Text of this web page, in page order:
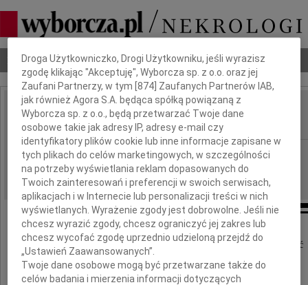
Nekrologi Odeszli Poradnik pogrzebowy
IMIĘ I NAZWISKO: Jolanta Bigus
REGION: Gdańsk
DATA EMISJI: 05.07.2024
Z głębokim smutkiem przyjęliśmy wiadomość
Dbamy o Twoją prywatność
Droga Użytkowniczko, Drogi Użytkowniku, jeśli wyrazisz
zgodę klikając "Akceptuję", Wyborcza sp. z o.o. oraz jej
Zaufani Partnerzy, w tym [874 ] Zaufanych Partnerów IAB,
jak również Agora S.A. będąca spółką powiązaną z
Wyborcza sp. z o.o., będą przetwarzać Twoje dane
osobowe takie jak adresy IP, adresy e-mail czy
identyfikatory plików cookie lub inne informacje zapisane w
tych plikach do celów marketingowych, w szczególności
na potrzeby wyświetlania reklam dopasowanych do
Twoich zainteresowań i preferencji w swoich serwisach,
aplikacjach i w Internecie lub personalizacji treści w nich
wyświetlanych. Wyrażenie zgody jest dobrowolne. Jeśli nie
chcesz wyrazić zgody, chcesz ograniczyć jej zakres lub
chcesz wycofać zgodę uprzednio udzieloną przejdź do
„Ustawień Zaawansowanych”.
Twoje dane osobowe mogą być przetwarzane także do
celów badania i mierzenia informacji dotyczących